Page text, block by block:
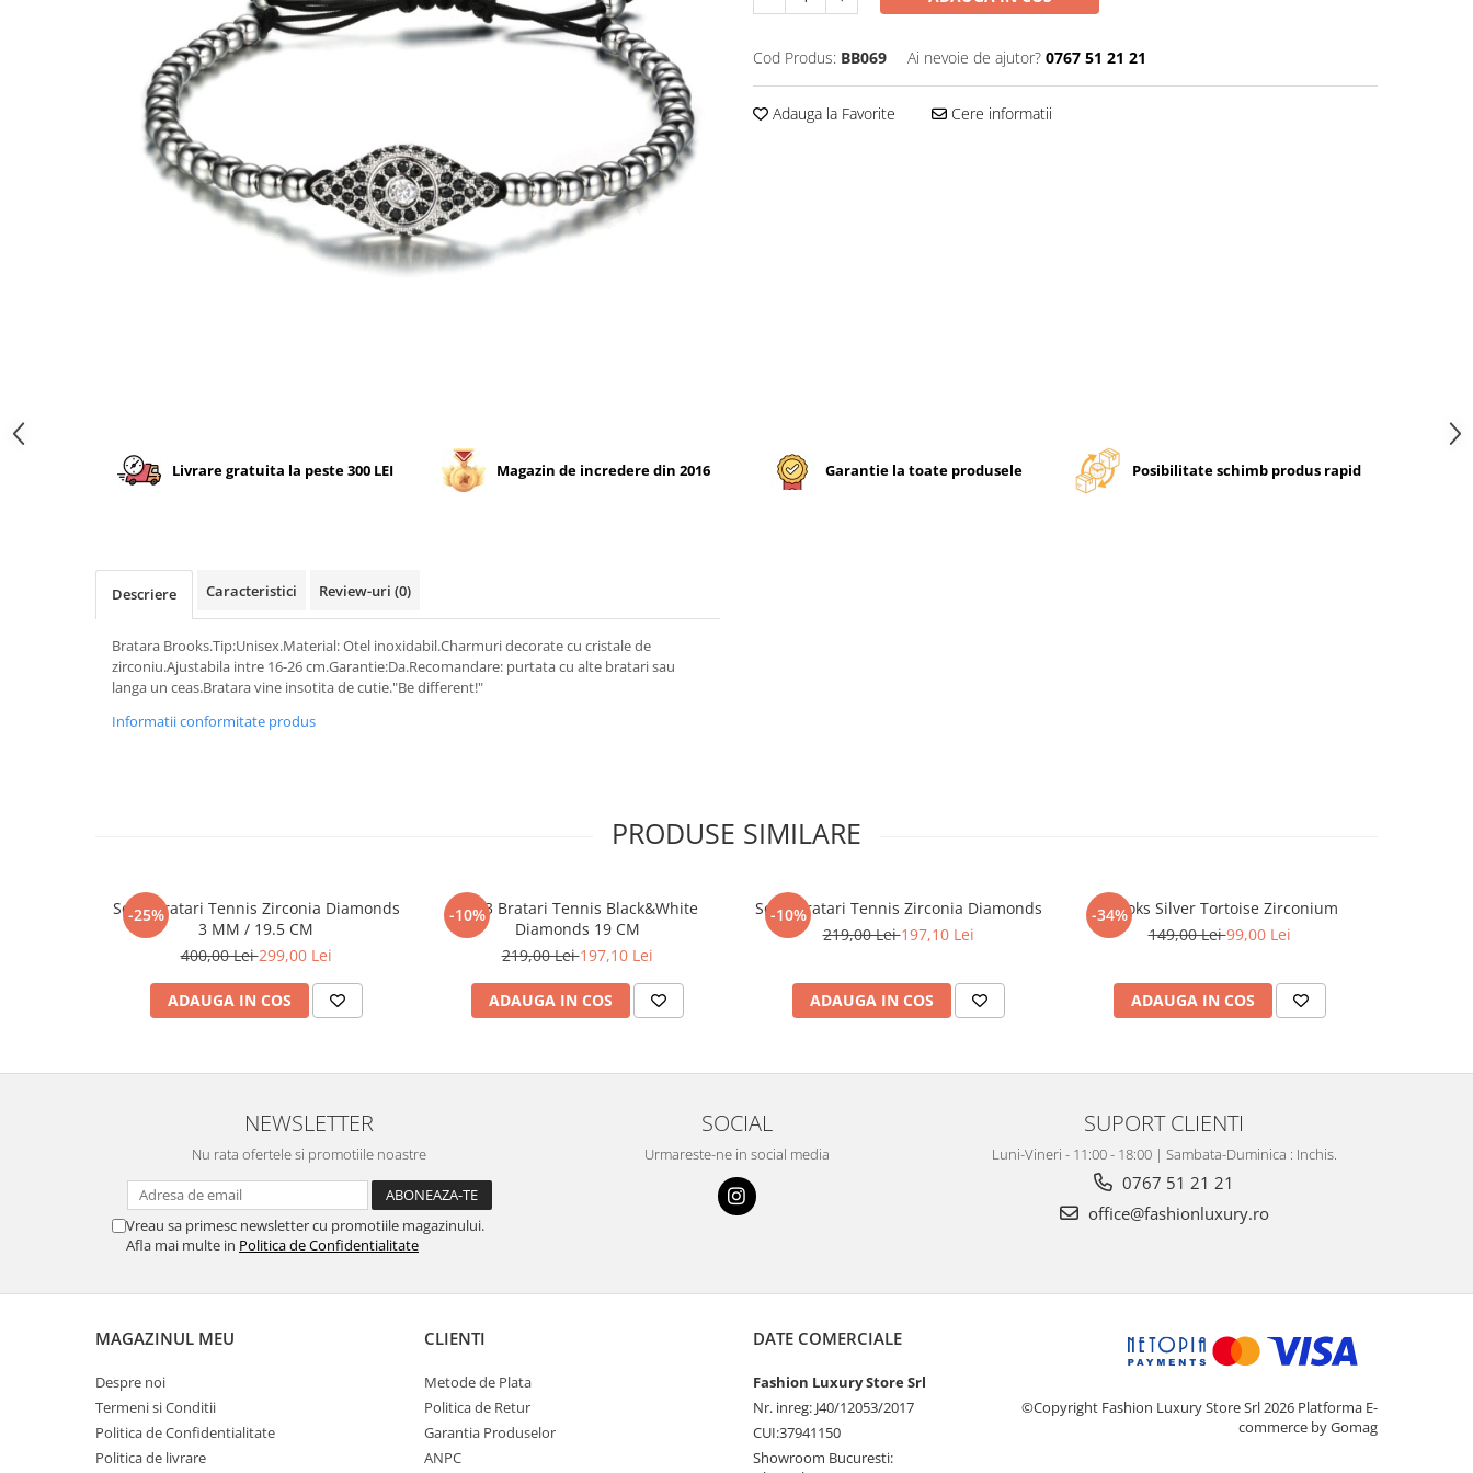
Cod Produs: BB069 Ai nevoie de ajutor? 0767 51 21 21
Adauga la Favorite Cere informatii
Livrare gratuita la peste 300 LEI Magazin de incredere din 2016 Garantie la toate produsele Posibilitate schimb produs rapid
Descriere Caracteristici Review-uri (0)
Bratara Brooks.Tip:Unisex.Material: Otel inoxidabil.Charmuri decorate cu cristale de
zirconiu.Ajustabila intre 16-26 cm.Garantie:Da.Recomandare: purtata cu alte bratari sau
langa un ceas.Bratara vine insotita de cutie."Be different!"
Informatii conformitate produs
PRODUSE SIMILARE
-25%
Set 5 Bratari Tennis Zirconia Diamonds
3 MM / 19.5 CM
400,00 Lei299,00 Lei
ADAUGA IN COS
-10%
Set 3 Bratari Tennis Black&White
Diamonds 19 CM
219,00 Lei197,10 Lei
ADAUGA IN COS
-10%
Set 3 Bratari Tennis Zirconia Diamonds
219,00 Lei197,10 Lei
ADAUGA IN COS
-34%
Brooks Silver Tortoise Zirconium
149,00 Lei99,00 Lei
ADAUGA IN COS
NEWSLETTER
Nu rata ofertele si promotiile noastre
Vreau sa primesc newsletter cu promotiile magazinului.
Afla mai multe in Politica de Confidentialitate
SOCIAL
Urmareste-ne in social media
SUPORT CLIENTI
Luni-Vineri - 11:00 - 18:00 | Sambata-Duminica : Inchis.
0767 51 21 21
office@fashionluxury.ro
MAGAZINUL MEU
Despre noi
Termeni si Conditii
Politica de Confidentialitate
Politica de livrare
CLIENTI
Metode de Plata
Politica de Retur
Garantia Produselor
ANPC
DATE COMERCIALE
Fashion Luxury Store Srl
Nr. inreg: J40/12053/2017
CUI:37941150
Showroom Bucuresti:
©Copyright Fashion Luxury Store Srl 2026 Platforma E-
commerce by Gomag